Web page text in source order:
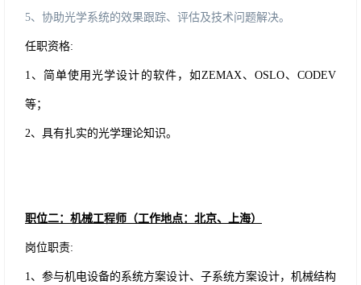
5、协助光学系统的效果跟踪、评估及技术问题解决。
任职资格:
1、简单使用光学设计的软件，如ZEMAX、OSLO、CODEV
等；
2、具有扎实的光学理论知识。
职位二：机械工程师（工作地点：北京、上海）
岗位职责:
1、参与机电设备的系统方案设计、子系统方案设计，机械结构